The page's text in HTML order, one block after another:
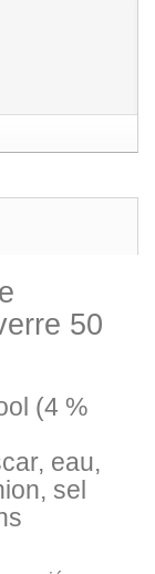
50
(4 %
eau,
sel